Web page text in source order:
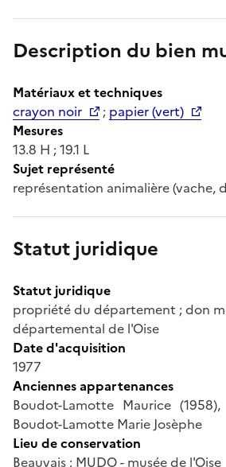
Description du bien
Matériaux et techniques
crayon noir
; papier (vert)
Mesures
13.8 H ; 19.1 L
Sujet représenté
représentation animalière (vache,
Statut juridique
Statut juridique
propriété du département ; don
départemental de l'Oise
Date d'acquisition
1977
Anciennes appartenances
Boudot-Lamotte Maurice
Boudot-Lamotte Marie Josèphe
Lieu de conservation
Beauvais ; MUDO - musée de l'Oise